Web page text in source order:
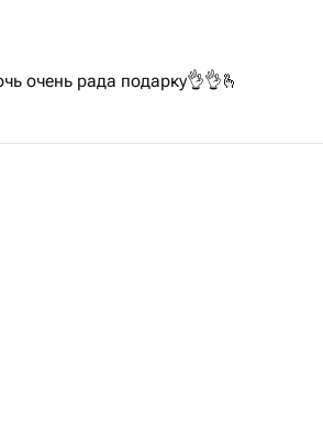
очень рада подарку👌👌🫰